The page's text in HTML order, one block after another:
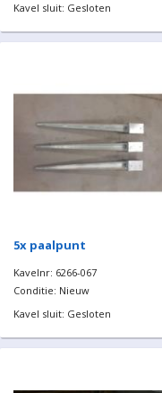
Kavel sluit: Gesloten
5x paalpunt
Kavelnr: 6266-067
Conditie: Nieuw
Kavel sluit: Gesloten